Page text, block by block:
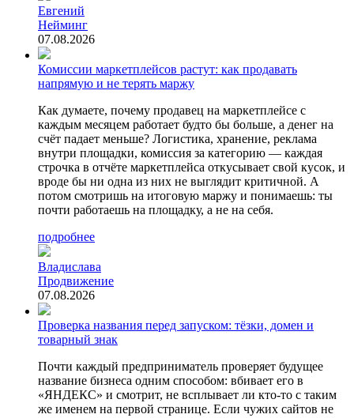
Евгений
Нейминг
07.08.2026
Комиссии маркетплейсов растут: как продавать
напрямую и не терять маржу
Как думаете, почему продавец на маркетплейсе с
каждым месяцем работает будто бы больше, а денег на
счёт падает меньше? Логистика, хранение, реклама
внутри площадки, комиссия за категорию — каждая
строчка в отчёте маркетплейса откусывает свой кусок, и
вроде бы ни одна из них не выглядит критичной. А
потом смотришь на итоговую маржу и понимаешь: ты
почти работаешь на площадку, а не на себя.
подробнее
Владислава
Продвижение
07.08.2026
Проверка названия перед запуском: тёзки, домен и
товарный знак
Почти каждый предприниматель проверяет будущее
название бизнеса одним способом: вбивает его в
«ЯНДЕКС» и смотрит, не всплывает ли кто-то с таким
же именем на первой странице. Если чужих сайтов не